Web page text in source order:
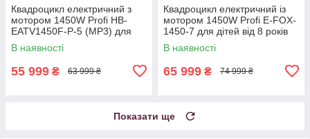
Квадроцикл електричний з
мотором 1450W Profi HB-
EATV1450F-P-5 (MP3) для
підлітків від 14 років Зелений
В наявності
55 999 ₴ 63 999 ₴
Квадроцикл електричний із
мотором 1450W Profi E-FOX-
1450-7 для дітей від 8 років
Жовтогарячий
В наявності
65 999 ₴ 74 999 ₴
Показати ще